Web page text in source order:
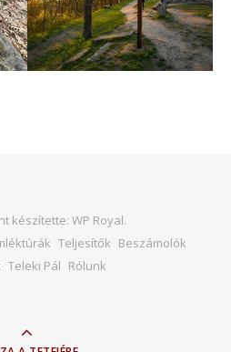
készítette: WP Royal.
Teljesítők Beszámolók
Teleki Pál Rólunk